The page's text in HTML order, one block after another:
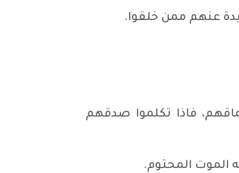
عنهم ممن خلقوا.
فاذا تكلموا صدقهم
الموت المحتوم.